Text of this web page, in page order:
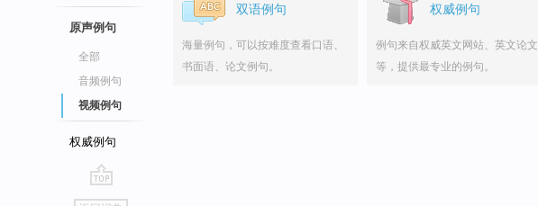
原声例句
全部
音频例句
视频例句
权威例句
go
双语例句
海量例句，可以按难度查看口语、
书面语、论文例句。
权威例句
例句来自权威英文网站、英文论文
等，提供最专业的例句。